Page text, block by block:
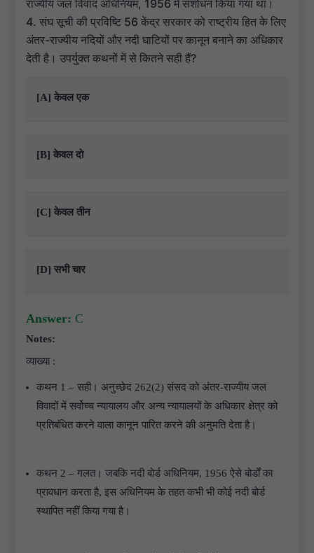
राज्यीय जल विवाद अधिनियम, 1956 में संशोधन किया गया था।
4. संघ सूची की प्रविष्टि 56 केंद्र सरकार को राष्ट्रीय हित के लिए
अंतर-राज्यीय नदियों और नदी घाटियों पर कानून बनाने का अधिकार
देती है। उपर्युक्त कथनों में से कितने सही हैं?
[A] केवल एक
[B] केवल दो
[C] केवल तीन
[D] सभी चार
Answer: C
Notes:
व्याख्या :
कथन 1 – सही। अनुच्छेद 262(2) संसद को अंतर-राज्यीय जल
विवादों में सर्वोच्च न्यायालय और अन्य न्यायालयों के अधिकार क्षेत्र को
प्रतिबंधित करने वाला कानून पारित करने की अनुमति देता है।
कथन 2 – गलत। जबकि नदी बोर्ड अधिनियम, 1956 ऐसे बोर्डों का
प्रावधान करता है, इस अधिनियम के तहत कभी भी कोई नदी बोर्ड
स्थापित नहीं किया गया है।